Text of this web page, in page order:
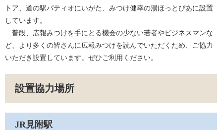
トア、道の駅パティオにいがた、みつけ健幸の湯ほっとぴあに設置
しています。
普段、広報みつけを手にとる機会の少ない若者やビジネスマンな
ど、より多くの皆さんに広報みつけを読んでいただくため、ご協力
いただき設置しています。ぜひご利用ください。
設置協力場所
JR見附駅